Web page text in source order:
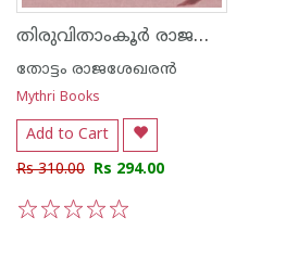
തിരുവിതാംകൂര്‍ രാജവംശം ബിംബസൃഷ്ടിയുടെ മറുപുറം
തോട്ടം രാജശേഖരന്‍
Mythri Books
Add to Cart
Rs 310.00 Rs 294.00